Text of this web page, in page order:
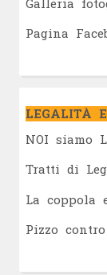
Pagina
LEGALITÀ
NOI siamo
Tratti di
La coppola
Pizzo